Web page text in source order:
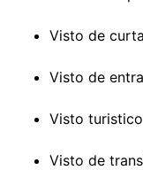
Visto de
Visto de
Visto
Visto de